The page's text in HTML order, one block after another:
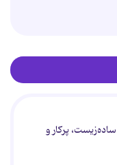
پرکار و